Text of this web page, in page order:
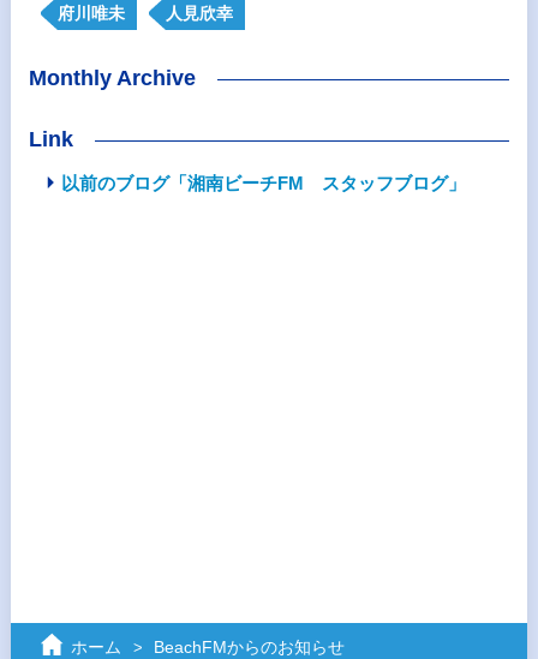
府川唯未 人見欣幸
Monthly Archive
Link
以前のブログ「湘南ビーチFM スタッフブログ」
ホーム BeachFMからのお知らせ